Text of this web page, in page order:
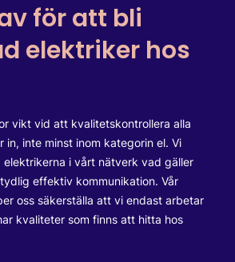
för att bli
elektriker hos
vikt vid att kvalitetskontrollera alla
in, inte minst inom kategorin el. Vi
elektrikerna i vårt nätverk vad gäller
effektiv kommunikation. Vår
oss säkerställa att vi endast arbetar
kvaliteter som finns att hitta hos